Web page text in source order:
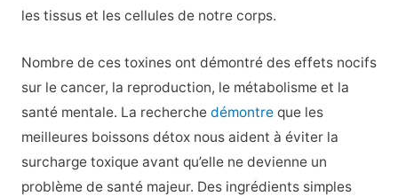
les tissus et les cellules de notre corps.
Nombre de ces toxines ont démontré des effets nocifs
sur le cancer, la reproduction, le métabolisme et la
santé mentale. La recherche démontreque les
meilleures boissons détox nous aident à éviter la
surcharge toxique avant qu’elle ne devienne un
problème de santé majeur. Des ingrédients simples